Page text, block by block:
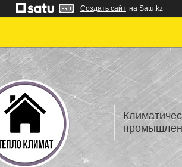
Создать сайт на Satu.kz